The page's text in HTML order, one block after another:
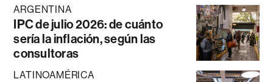
ARGENTINA
IPC de julio 2026: de cuánto
sería la inflación, según las
consultoras
LATINOAMÉRICA